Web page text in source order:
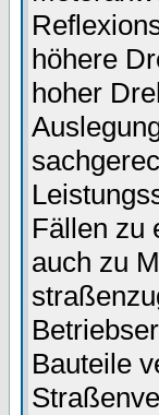
höhere
hoher
Fällen zu
auch zu
Bauteile